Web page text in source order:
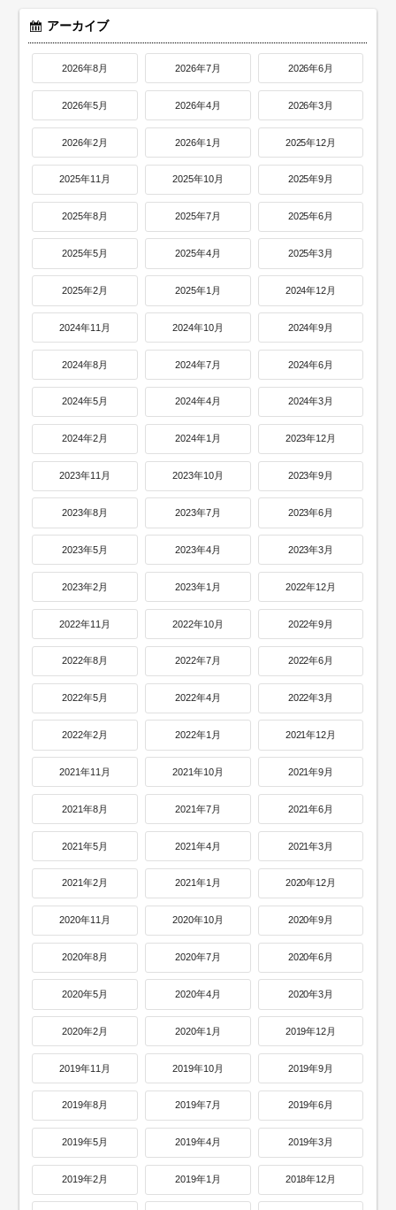
アーカイブ
2026年8月 2026年7月 2026年6月
2026年5月 2026年4月 2026年3月
2026年2月 2026年1月 2025年12月
2025年11月 2025年10月 2025年9月
2025年8月 2025年7月 2025年6月
2025年5月 2025年4月 2025年3月
2025年2月 2025年1月 2024年12月
2024年11月 2024年10月 2024年9月
2024年8月 2024年7月 2024年6月
2024年5月 2024年4月 2024年3月
2024年2月 2024年1月 2023年12月
2023年11月 2023年10月 2023年9月
2023年8月 2023年7月 2023年6月
2023年5月 2023年4月 2023年3月
2023年2月 2023年1月 2022年12月
2022年11月 2022年10月 2022年9月
2022年8月 2022年7月 2022年6月
2022年5月 2022年4月 2022年3月
2022年2月 2022年1月 2021年12月
2021年11月 2021年10月 2021年9月
2021年8月 2021年7月 2021年6月
2021年5月 2021年4月 2021年3月
2021年2月 2021年1月 2020年12月
2020年11月 2020年10月 2020年9月
2020年8月 2020年7月 2020年6月
2020年5月 2020年4月 2020年3月
2020年2月 2020年1月 2019年12月
2019年11月 2019年10月 2019年9月
2019年8月 2019年7月 2019年6月
2019年5月 2019年4月 2019年3月
2019年2月 2019年1月 2018年12月